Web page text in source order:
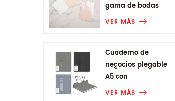
gama de bodas
VER MÁS
Cuaderno de
negocios plegable
A5 con
encuadernación
VER MÁS